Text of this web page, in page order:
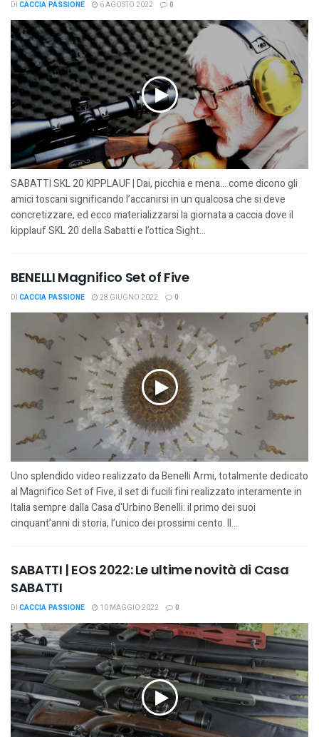
DI CACCIA PASSIONE 6 AGOSTO 2022 0
SABATTI SKL 20 KIPPLAUF | Dai, picchia e mena… come dicono gli
amici toscani significando l’accanirsi in un qualcosa che si deve
concretizzare, ed ecco materializzarsi la giornata a caccia dove il
kipplauf SKL 20 della Sabatti e l’ottica Sight...
BENELLI Magnifico Set of Five
DI CACCIA PASSIONE 28 GIUGNO 2022 0
Uno splendido video realizzato da Benelli Armi, totalmente dedicato
al Magnifico Set of Five, il set di fucili fini realizzato interamente in
Italia sempre dalla Casa d'Urbino Benelli: il primo dei suoi
cinquant’anni di storia, l’unico dei prossimi cento. Il...
SABATTI | EOS 2022: Le ultime novità di Casa
SABATTI
DI CACCIA PASSIONE 10 MAGGIO 2022 0